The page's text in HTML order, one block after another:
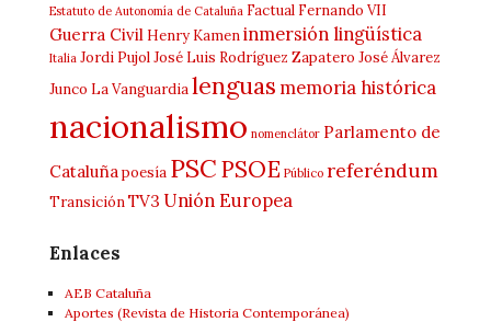
Estatuto de Autonomía de Cataluña Factual Fernando VII
Guerra Civil Henry Kameninmersión lingüística
Italia Jordi PujolJosé Luis Rodríguez Zapatero José Álvarez
Junco La Vanguardialenguas memoria histórica
nacionalismo nomenclátor Parlamento de
Cataluñapoesía PSCPSOE Público referéndum
TransiciónTV3 Unión Europea
Enlaces
AEB Cataluña
Aportes (Revista de Historia Contemporánea)